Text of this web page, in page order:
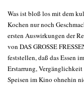
Was ist bloß los mit dem
Kochen nur noch
ersten Auswirkungen der
von DAS GROSSE
feststellen, daß das Essen
Erstarrung,
Speisen im Kino ohnehin